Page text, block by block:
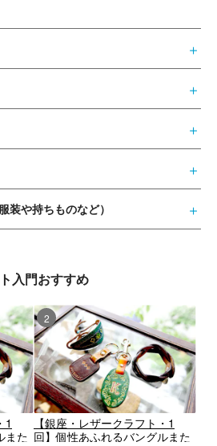
装や持ちものなど）
入門おすすめ
1
また
2位
【銀座・レザークラフト・1
回】個性あふれるバングルまた